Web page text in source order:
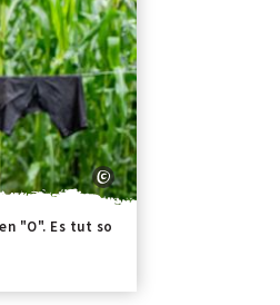
"O". Es tut so